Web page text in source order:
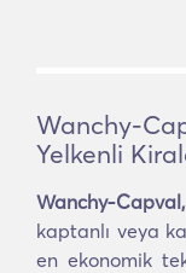
Wanchy-
Yelkenli
Wanchy-
kaptanlı veya
en ekonomik